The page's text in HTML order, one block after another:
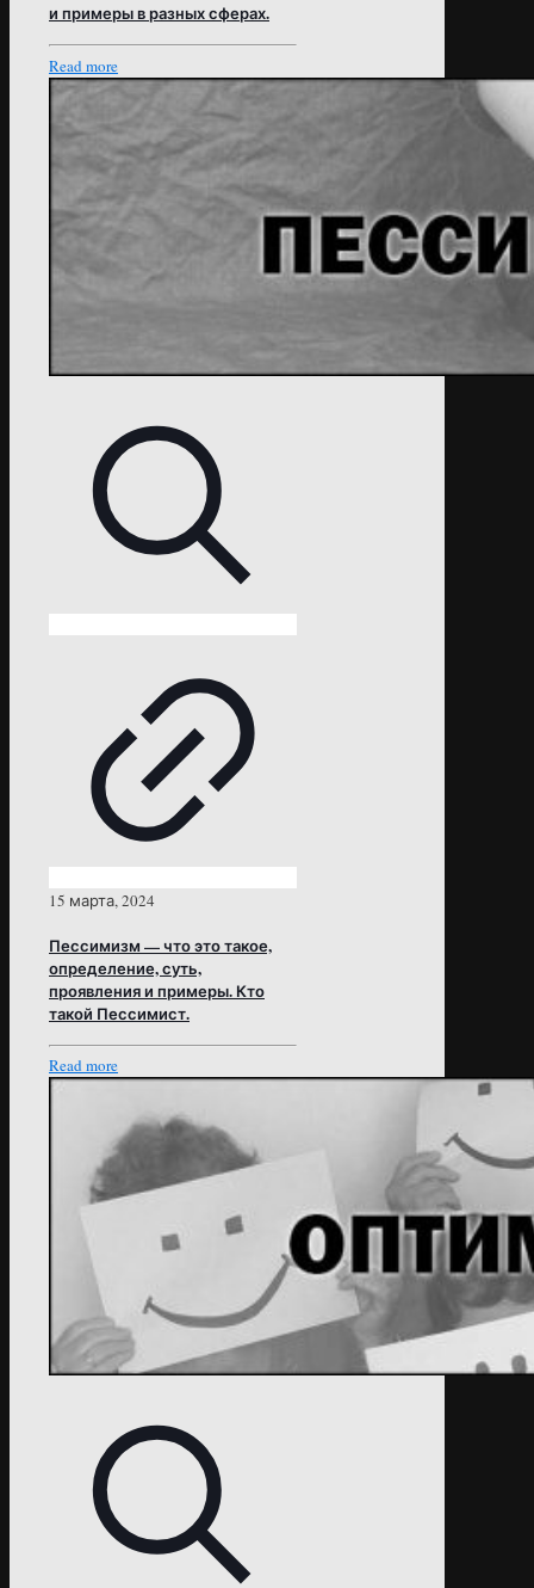
и примеры в разных сферах.
Read more
15 марта, 2024
Пессимизм — что это такое,
определение, суть,
проявления и примеры. Кто
такой Пессимист.
Read more